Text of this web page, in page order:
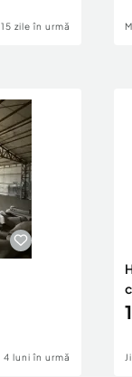
15 zile în urmă
4 luni în urmă